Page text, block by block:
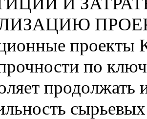
проекты
по
продолжать